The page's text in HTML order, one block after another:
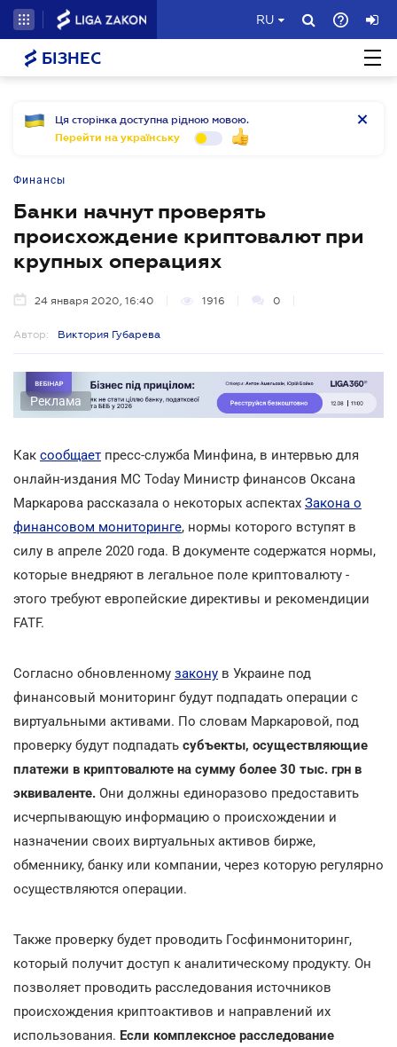
RU
БІЗНЕС
Ця сторінка доступна рідною мовою.
Перейти на українську
Финансы
Банки начнут проверять
происхождение криптовалют при
крупных операциях
24 января 2020, 16:40 1916 0
Автор: Виктория Губарева
Реклама
Как сообщает пресс-служба Минфина, в интервью для
онлайн-издания MC Today Министр финансов Оксана
Маркарова рассказала о некоторых аспектах Закона о
финансовом мониторинге, нормы которого вступят в
силу в апреле 2020 года. В документе содержатся нормы,
которые внедряют в легальное поле криптовалюту -
этого требуют европейские директивы и рекомендиции
FATF.
Согласно обновленному закону в Украине под
финансовый мониторинг будут подпадать операции с
виртуальными активами. По словам Маркаровой, под
проверку будут подпадать субъекты, осуществляющие
платежи в криптовалюте на сумму более 30 тыс. грн в
эквиваленте. Они должны единоразово предоставить
исчерпывающую информацию о происхождении и
назначении своих виртуальных активов бирже,
обменнику, банку или компании, через которую регулярно
осуществляются операции.
Также проверку будет проводить Госфинмониторинг,
который получит доступ к аналитическому продукту. Он
позволяет проводить расследования источников
происхождения криптоактивов и направлений их
использования. Если комплексное расследование